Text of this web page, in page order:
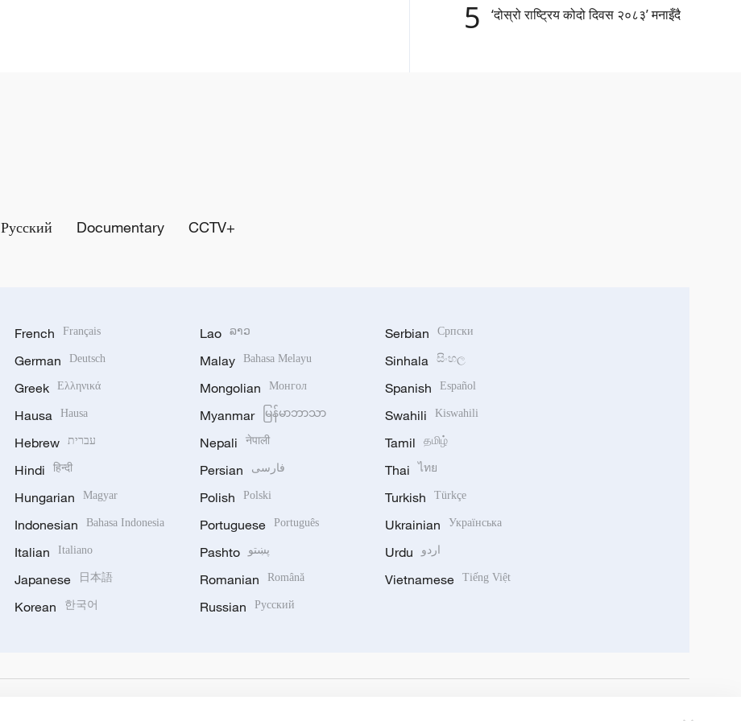
5 ‘दोस्रो राष्ट्रिय कोदो दिवस २०८३’ मनाइँदै
Русский Documentary CCTV+
French Français
German Deutsch
Greek Ελληνικά
Hausa Hausa
Hebrew עברית
Hindi हिन्दी
Hungarian Magyar
Indonesian Bahasa Indonesia
Italian Italiano
Japanese 日本語
Korean 한국어
Lao ລາວ
Malay Bahasa Melayu
Mongolian Монгол
Myanmar မြန်မာဘာသာ
Nepali नेपाली
Persian فارسی
Polish Polski
Portuguese Português
Pashto پښتو
Romanian Română
Russian Русский
Serbian Српски
Sinhala සිංහල
Spanish Español
Swahili Kiswahili
Tamil தமிழ்
Thai ไทย
Turkish Türkçe
Ukrainian Українська
Urdu اردو
Vietnamese Tiếng Việt